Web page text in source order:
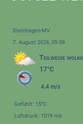
Steinhagen-MV
7. August 2026, 09:59
Teilweise
17°C
4.4 m/s
Gefühlt: 15°C
Luftdruck: 1019 mb